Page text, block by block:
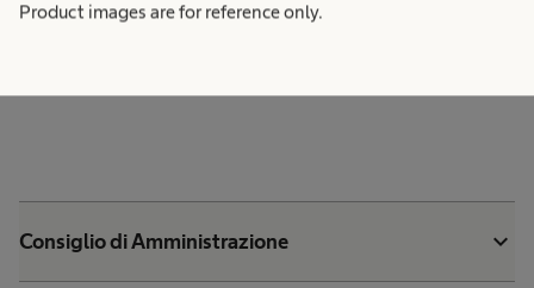
Product images are for reference only.
Consiglio di Amministrazione expand_more